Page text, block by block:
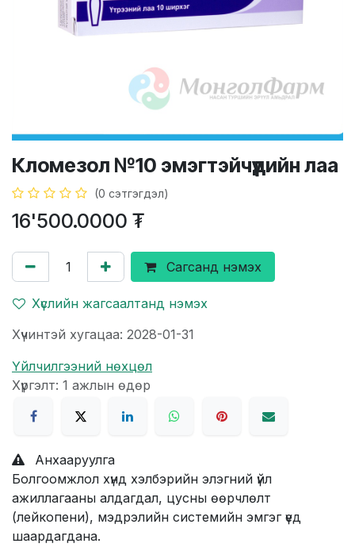
Кломезол №10 эмэгтэйчүүдийн лаа
(0 сэтгэгдэл)
16'500.0000 ₮
Сагсанд нэмэх
Хүслийн жагсаалтанд нэмэх
Хүчинтэй хугацаа: 2028-01-31
Үйлчилгээний нөхцөл
Хүргэлт: 1 ажлын өдөр
Анхааруулга
Болгоомжлол хүнд хэлбэрийн элэгний үйл
ажиллагааны алдагдал, цусны өөрчлөлт
(лейкопени), мэдрэлийн системийн эмгэг үед
шаардагдана.